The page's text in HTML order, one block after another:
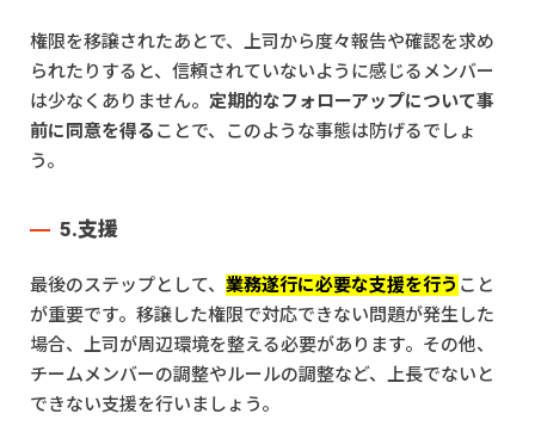
権限を移譲されたあとで、上司から度々報告や確認を求め
られたりすると、信頼されていないように感じるメンバー
は少なくありません。 定期的なフォローアップについて事
前に同意を得る ことで、このような事態は防げるでしょ
う。
5.支援
最後のステップとして、 業務遂行に必要な支援を行う こと
が重要です。移譲した権限で対応できない問題が発生した
場合、上司が周辺環境を整える必要があります。その他、
チームメンバーの調整やルールの調整など、上長でないと
できない支援を行いましょう。